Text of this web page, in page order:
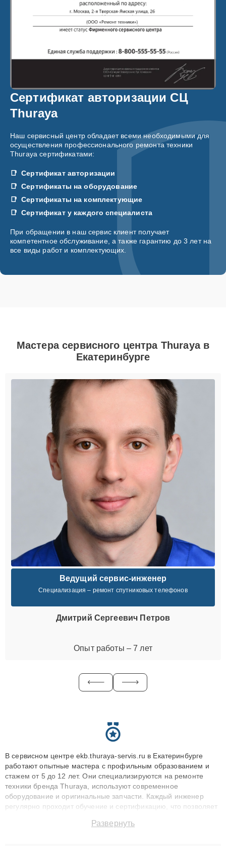
Сертификат авторизации СЦ
Thuraya
Наш сервисный центр обладает всеми необходимыми для
осуществления профессионального ремонта техники
Thuraya сертификатами:
Сертификат авторизации
Сертификаты на оборудование
Сертификаты на комплектующие
Сертификат у каждого специалиста
При обращении в наш сервис клиент получает
компетентное обслуживание, а также гарантию до 3 лет на
все виды работ и комплектующих.
Мастера сервисного центра Thuraya в
Екатеринбурге
Ведущий сервис-инженер
Специализация – ремонт спутниковых телефонов
Дмитрий Сергеевич Петров
Опыт работы – 7 лет
В сервисном центре ekb.thuraya-servis.ru в Екатеринбурге
работают опытные мастера с профильным образованием и
стажем от 5 до 12 лет. Они специализируются на ремонте
техники бренда Thuraya, используют современное
оборудование и оригинальные запчасти. Каждый инженер
регулярно проходит обучение и сертификацию, что позволяет
технику с сохранением гарантии до 3 лет. Наши мастера
Развернуть